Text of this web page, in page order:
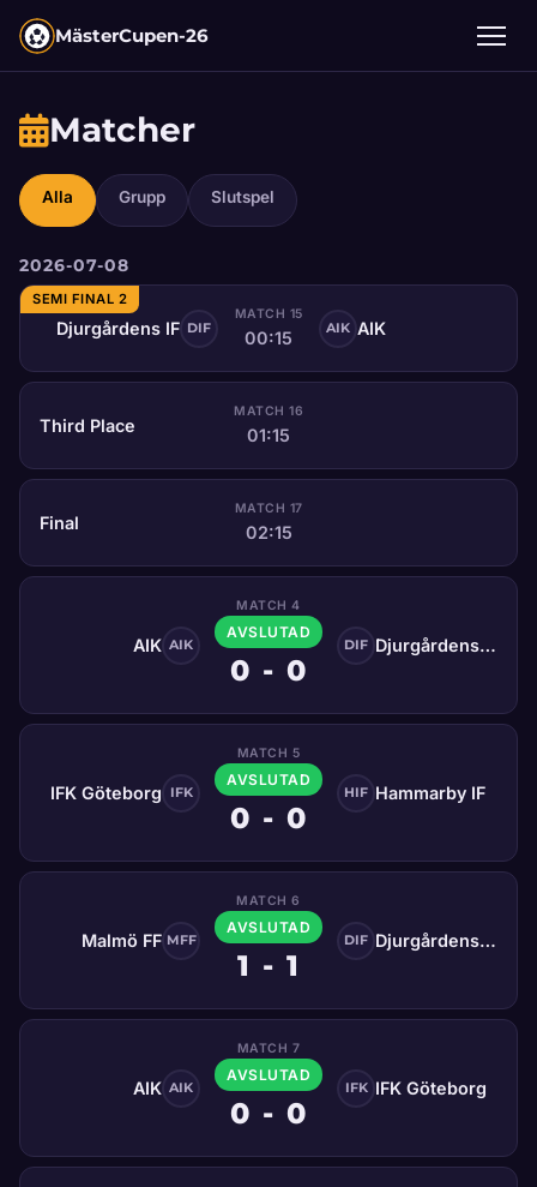
MästerCupen-26
Matcher
Alla Grupp Slutspel
2026-07-08
SEMI FINAL 2
Djurgårdens IF DIF
MATCH 15
00:15 AIK AIK
Third Place
MATCH 16
01:15
Final
MATCH 17
02:15
AIK AIK
MATCH 4
AVSLUTAD
0 - 0
DIF Djurgårdens IF
IFK Göteborg IFK
MATCH 5
AVSLUTAD
0 - 0
HIF Hammarby IF
Malmö FF MFF
MATCH 6
AVSLUTAD
1 - 1
DIF Djurgårdens IF
AIK AIK
MATCH 7
AVSLUTAD
0 - 0
IFK IFK Göteborg